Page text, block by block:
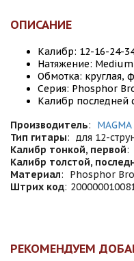
ОПИСАНИЕ
Калибр: 12-16-24-
Натяжение:
Обмотка: круглая,
Серия: Phosphor
Калибр последней
Производитель:
Тип гитары: для 12-
Калибр тонкой, первой:
Калибр толстой,
Материал:
Phosphor
Штрих код:
РЕКОМЕНДУЕМ